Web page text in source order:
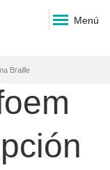
Menú
Braille